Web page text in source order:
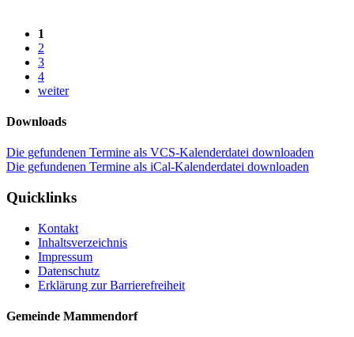
1
2
3
4
weiter
Downloads
Die gefundenen Termine als VCS-Kalenderdatei downloaden
Die gefundenen Termine als iCal-Kalenderdatei downloaden
Quicklinks
Kontakt
Inhaltsverzeichnis
Impressum
Datenschutz
Erklärung zur Barrierefreiheit
Gemeinde Mammendorf